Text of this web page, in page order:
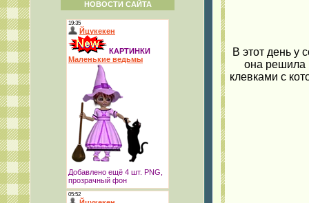
НОВОСТИ САЙТА
В этот день у
она решила
клевками с